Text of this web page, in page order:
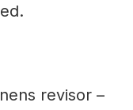
revisor –